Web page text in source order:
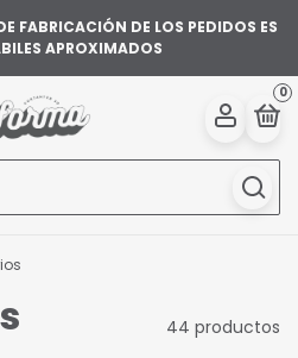
FABRICACIÓN DE LOS PEDIDOS ES
APROXIMADOS
0
44 productos